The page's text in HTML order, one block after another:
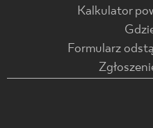
Kalkulator
Formularz